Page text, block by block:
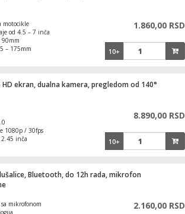
motocikle
od 4.5 – 7 inča
90mm
– 175mm
1.860,00 RSD
10+
ekran, dualna kamera, pregledom od 140°
1080p / 30fps
inča
8.890,00 RSD
10+
Bluetooth, do 12h rada, mikrofon
mikrofonom
2.160,00 RSD